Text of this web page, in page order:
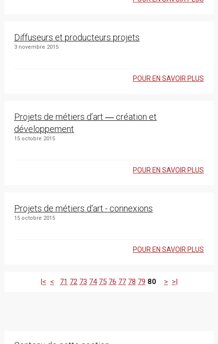
Diffuseurs et producteurs projets
3 novembre 2015
POUR EN SAVOIR PLUS
Projets de métiers d’art ― création et
développement
15 octobre 2015
POUR EN SAVOIR PLUS
Projets de métiers d'art - connexions
15 octobre 2015
POUR EN SAVOIR PLUS
|< < 71 72 73 74 75 76 77 78 79 80 > >|